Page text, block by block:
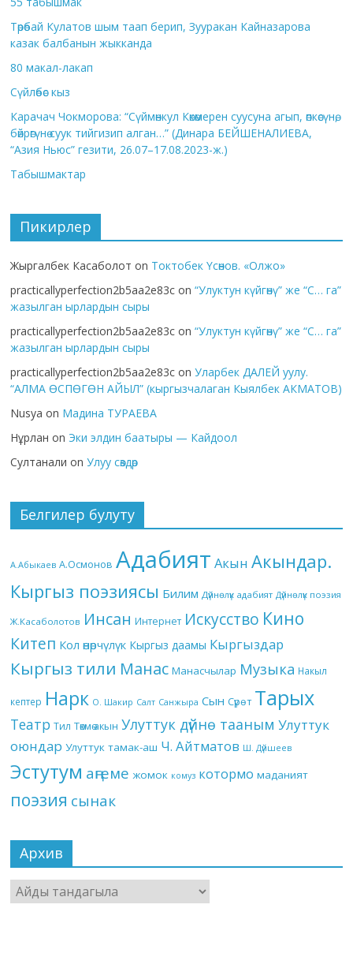
Төрөбай Кулатов шым таап берип, Зууракан Кайназарова
казак балбанын жыкканда
80 макал-лакап
Сүйлөбөс кыз
Карачач Чокморова: “Сүймөнкул Көкөмерен суусуна агып, өпкөсүнө,
бөйрөгүнө суук тийгизип алган…” (Динара БЕЙШЕНАЛИЕВА,
“Азия Ньюс” гезити, 26.07–17.08.2023-ж.)
Табышмактар
Пикирлер
Жыргалбек Касаболот on Токтобек Үсөнов. «Олжо»
practicallyperfection2b5aa2e83c on“Улуктун күйгөнү” же “С… га”
жазылган ырлардын сыры
practicallyperfection2b5aa2e83c on“Улуктун күйгөнү” же “С… га”
жазылган ырлардын сыры
practicallyperfection2b5aa2e83c onУларбек ДАЛЕЙ уулу.
“АЛМА ӨСПӨГӨН АЙЫЛ” (кыргызчалаган Кыялбек АКМАТОВ)
Nusya on Мадина ТУРАЕВА
Нұрлан on Эки элдин баатыры — Кайдоол
Султанали onУлуу сөздөр
Белгилер булуту
А.Абыкаев А.Осмонов Адабият Акын Акындар.
Кыргыз поэзиясы Билим Дүйнөлүк адабият Дүйнөлүк поэзия
Ж.Касаболотов Инсан Интернет Искусство Кино
Китеп Кол өнөрчүлүк Кыргыз даамы Кыргыздар
Кыргыз тили Манас Манасчылар Музыка Накыл
кептер Нарк О. Шакир Салт Санжыра Сын Сүрөт Тарых
Театр Тил Төкмө акын Улуттук дүйнө тааным Улуттук
оюндар Улуттук тамак-аш Ч. Айтматов Ш. Дүйшеев
Эстутум аңгеме жомок комуз котормо маданият
поэзия сынак
Архив
Архив